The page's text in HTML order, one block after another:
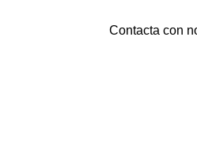
Contacta con